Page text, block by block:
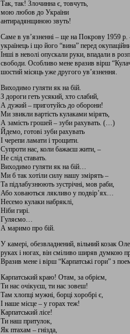
Так, так! Злочинна є, товчуть,
мою любов до України
антирадянщиною звуть!
Саме в ув’язненні – ще на Покрову 1959
українець і що його “вина” перед
Інші в неволі опускали руки, впадали в
свободи. Особливо мене вразив вірш
шостий місяць уже другого ув’язнення.
Виходимо гуляти як на бій.
З дороги геть усякий, хто слабий,
А дужий – приготуйсь до оборони!
Ми звикли вартість кулаками мірять,
А замість грошей – зуби рахувать. (…)
Йдемо, готові зуби рахувать
І черепи ламати і трощити.
Супроти нас, коли бажаєш жити, –
Не слід ставать.
Виходимо гуляти як на бій…
Ми б так хотіли силу нашу змірять –
Та підлабузнюють зустрічні, мов раби,
Або ховаються лякливо у подвір’ях…
Несемо кулаки набряклі,
Ніби гирі.
Гуляємо…
А маримо про бій.
У камері, обезвладнений, вільний козак
руках і ногах, він сміливо ширяв думкою
Вразив мене і вірш “Карпатські гори” з
Карпатський краю! Отам, за обрієм,
Ти нас очікуєш, ти нас зовеш!
Там хлопці мужні, борці хоробрі є,
І наше місце – у горах теж!
Карпатський лісе!
Ти наш притулок,
Як птахам – гнізда,